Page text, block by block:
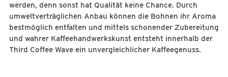
werden, denn sonst hat Qualität keine Chance. Durch
umweltverträglichen Anbau können die Bohnen ihr Aroma
bestmöglich entfalten und mittels schonender Zubereitung
und wahrer Kaffeehandwerkskunst entsteht innerhalb der
Third Coffee Wave ein unvergleichlicher Kaffeegenuss.